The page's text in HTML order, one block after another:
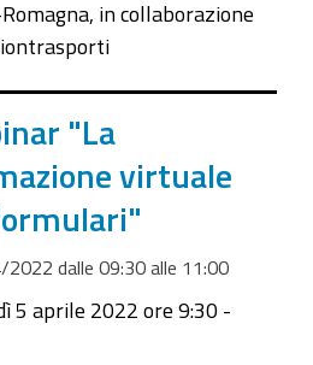
in collaborazione
"La
virtuale
2022 dalle 09:30alle 11:00
5 aprile 2022 ore 9:30 -